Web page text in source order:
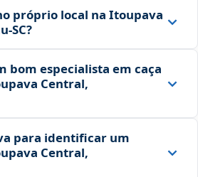
próprio local na Itoupava
bom especialista em caça
Central,
para identificar um
Central,